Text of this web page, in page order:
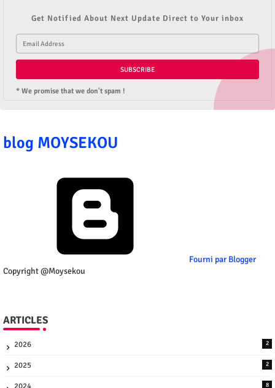
Get Notified About Next Update Direct to Your inbox
* We promise that we don't spam !
blog MOYSEKOU
Fourni par Blogger
Copyright @Moysekou
ARTICLES
2026 2
2025 2
8